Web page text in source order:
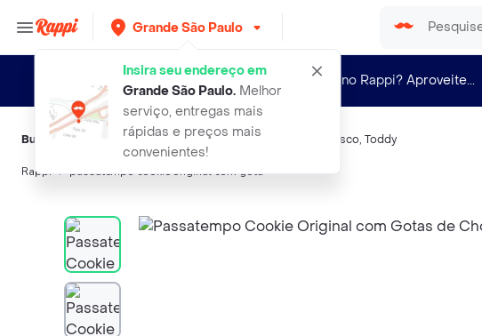
Grande São Paulo
Insira seu endereço em
Grande São Paulo.Melhor
serviço, entregas mais
rápidas e preços mais
convenientes!
Novo no Rappi? Aproveite...
Buscas relacionadas:Biscoitos,Passatempo, Negresco, Toddy
Rappi passatempo cookie original com gota